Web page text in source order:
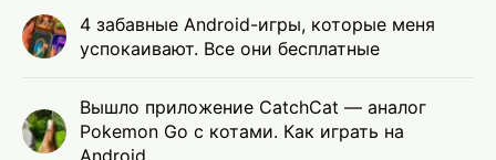
4 забавные Android-игры, которые меня
успокаивают. Все они бесплатные
Вышло приложение CatchCat — аналог
Pokemon Go с котами. Как играть на